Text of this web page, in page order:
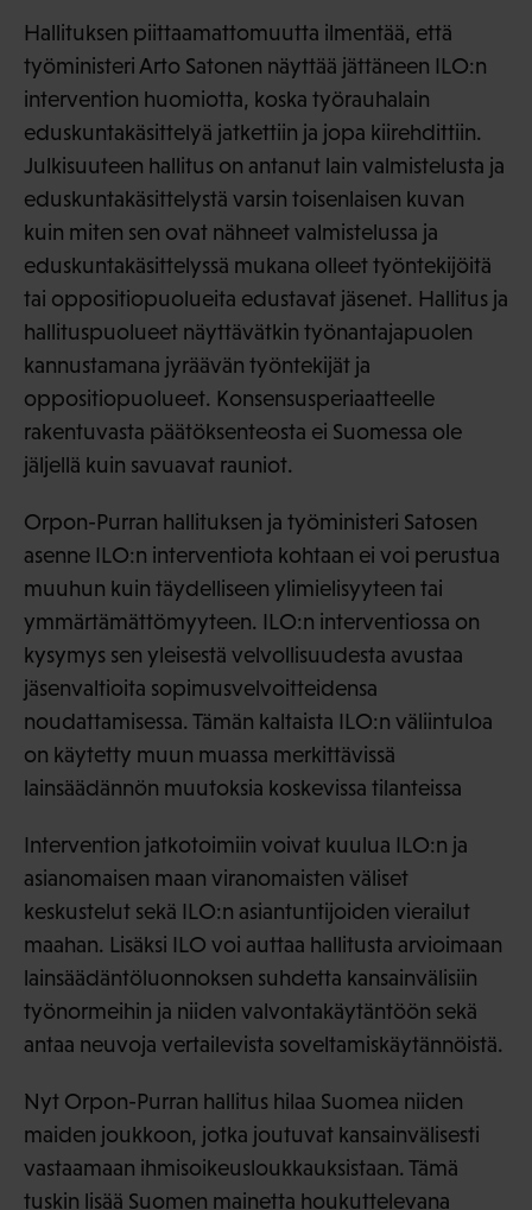
Hallituksen piittaamattomuutta ilmentää, että
työministeri Arto Satonen näyttää jättäneen ILO:n
intervention huomiotta, koska työrauhalain
eduskuntakäsittelyä jatkettiin ja jopa kiirehdittiin.
Julkisuuteen hallitus on antanut lain valmistelusta ja
eduskuntakäsittelystä varsin toisenlaisen kuvan
kuin miten sen ovat nähneet valmistelussa ja
eduskuntakäsittelyssä mukana olleet työntekijöitä
tai oppositiopuolueita edustavat jäsenet. Hallitus ja
hallituspuolueet näyttävätkin työnantajapuolen
kannustamana jyräävän työntekijät ja
oppositiopuolueet. Konsensusperiaatteelle
rakentuvasta päätöksenteosta ei Suomessa ole
jäljellä kuin savuavat rauniot.
Orpon-Purran hallituksen ja työministeri Satosen
asenne ILO:n interventiota kohtaan ei voi perustua
muuhun kuin täydelliseen ylimielisyyteen tai
ymmärtämättömyyteen. ILO:n interventiossa on
kysymys sen yleisestä velvollisuudesta avustaa
jäsenvaltioita sopimusvelvoitteidensa
noudattamisessa. Tämän kaltaista ILO:n väliintuloa
on käytetty muun muassa merkittävissä
lainsäädännön muutoksia koskevissa tilanteissa
Intervention jatkotoimiin voivat kuulua ILO:n ja
asianomaisen maan viranomaisten väliset
keskustelut sekä ILO:n asiantuntijoiden vierailut
maahan. Lisäksi ILO voi auttaa hallitusta arvioimaan
lainsäädäntöluonnoksen suhdetta kansainvälisiin
työnormeihin ja niiden valvontakäytäntöön sekä
antaa neuvoja vertailevista soveltamiskäytännöistä.
Nyt Orpon-Purran hallitus hilaa Suomea niiden
maiden joukkoon, jotka joutuvat kansainvälisesti
vastaamaan ihmisoikeusloukkauksistaan. Tämä
tuskin lisää Suomen mainetta houkuttelevana